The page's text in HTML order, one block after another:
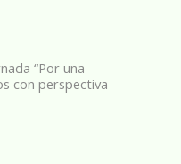
“Por una
con perspectiva